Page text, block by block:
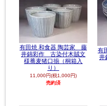
有田焼 和食器 陶芸家 藤
井錦彩作 古染付木賊文
様蕎麦猪口揃（桐箱入
り）
11,000円(税1,000円)
売約済
有
井